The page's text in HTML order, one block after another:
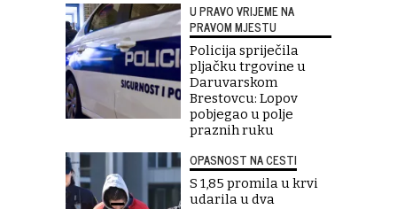
U PRAVO VRIJEME NA
PRAVOM MJESTU
Policija spriječila
pljačku trgovine u
Daruvarskom
Brestovcu: Lopov
pobjegao u polje
praznih ruku
OPASNOST NA CESTI
S 1,85 promila u krvi
udarila u dva